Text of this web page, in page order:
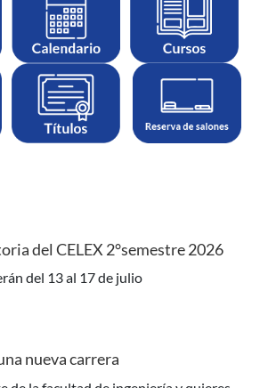
del CELEX 2°semestre 2026
del 13 al 17 de julio
nueva carrera